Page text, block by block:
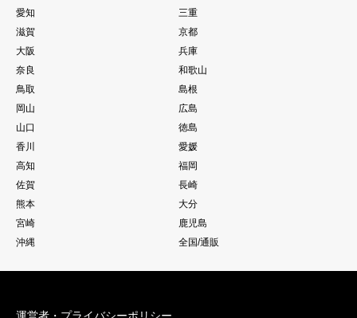
愛知
三重
滋賀
京都
大阪
兵庫
奈良
和歌山
鳥取
島根
岡山
広島
山口
徳島
香川
愛媛
高知
福岡
佐賀
長崎
熊本
大分
宮崎
鹿児島
沖縄
全国/通販